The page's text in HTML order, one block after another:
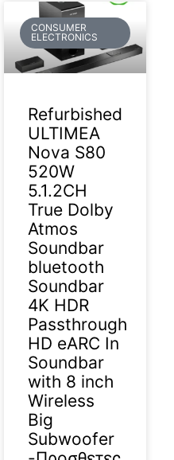
CONSUMER
ELECTRONICS
Refurbished
ULTIMEA
Nova S80
520W
5.1.2CH
True Dolby
Atmos
Soundbar
bluetooth
Soundbar
4K HDR
Passthrough
HD eARC In
Soundbar
with 8 inch
Wireless
Big
Subwoofer